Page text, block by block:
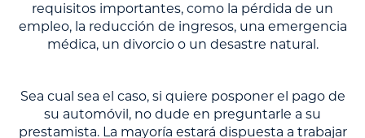
requisitos importantes, como la pérdida de un
empleo, la reducción de ingresos, una emergencia
médica, un divorcio o un desastre natural.
Sea cual sea el caso, si quiere posponer el pago de
su automóvil, no dude en preguntarle a su
prestamista. La mayoría estará dispuesta a trabajar